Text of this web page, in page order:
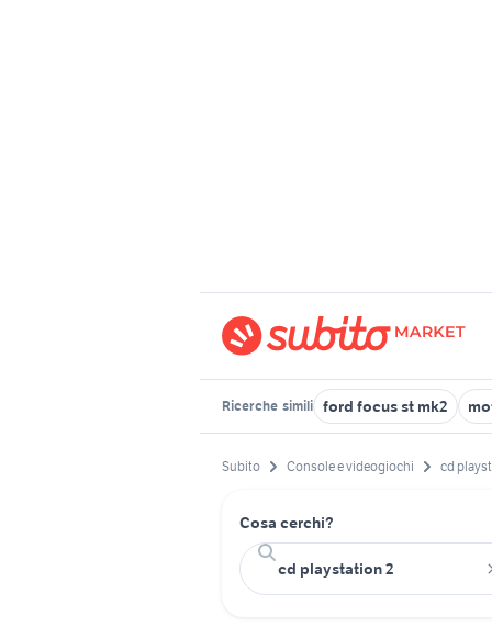
Ricerche simili ford focus st mk2
Subito Console e videogiochi cd
Cosa cerchi?